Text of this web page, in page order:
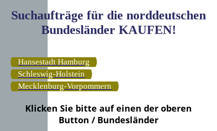
Suchaufträge für die norddeutschen
Bundesländer KAUFEN!
Hansestadt Hamburg
Schleswig-Holstein
Mecklenburg-Vorpommern
Klicken Sie bitte auf einen der oberen
Button / Bundesländer